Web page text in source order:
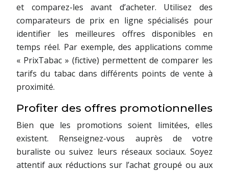
et comparez-les avant d’acheter. Utilisez des
comparateurs de prix en ligne spécialisés pour
identifier les meilleures offres disponibles en
temps réel. Par exemple, des applications comme
« PrixTabac » (fictive) permettent de comparer les
tarifs du tabac dans différents points de vente à
proximité.
Profiter des offres promotionnelles
Bien que les promotions soient limitées, elles
existent. Renseignez-vous auprès de votre
buraliste ou suivez leurs réseaux sociaux. Soyez
attentif aux réductions sur l’achat groupé ou aux